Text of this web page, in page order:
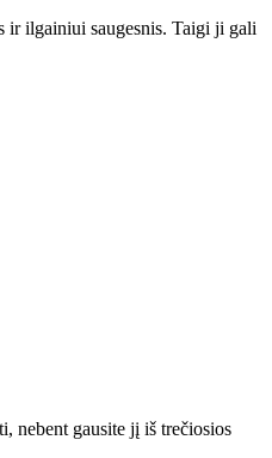
ir ilgainiui saugesnis. Taigi ji gali
nebent gausite jį iš trečiosios